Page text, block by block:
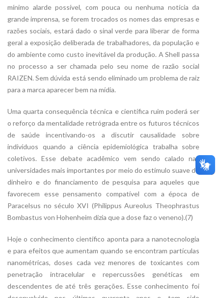
mínimo alarde possível, com pouca ou nenhuma notícia da
grande imprensa, se forem trocados os nomes das empresas e
razões sociais, estará dado o sinal verde para liberar de forma
geral a exposição deliberada de trabalhadores, da população e
do ambiente como custo inevitável da produção. A Shell passa
no processo a ser chamada pelo seu nome de razão social
RAIZEN. Sem dúvida está sendo eliminado um problema de raiz
para a marca aparecer bem na mídia.
Uma quarta consequência técnica e científica ruim poderá ser
o reforço da mentalidade retrógrada entre os futuros técnicos
de saúde incentivando-os a discutir causalidade sobre
indivíduos quando a ciência epidemiológica trabalha sobre
coletivos. Esse debate acadêmico vem sendo calado nas
universidades mais importantes por meio do estímulo suave do
dinheiro e do financiamento de pesquisa para aqueles que
favorecem esse pensamento compatível com a época de
Paracelsus no século XVI (Philippus Aureolus Theophrastus
Bombastus von Hohenheim dizia que a dose faz o veneno).(7)
Hoje o conhecimento científico aponta para a nanotecnologia
e para efeitos que aumentam quando se encontram partículas
nanométricas, doses cada vez menores de toxicantes com
penetração intracelular e repercussões genéticas em
descendentes de até três gerações. Esse conhecimento foi